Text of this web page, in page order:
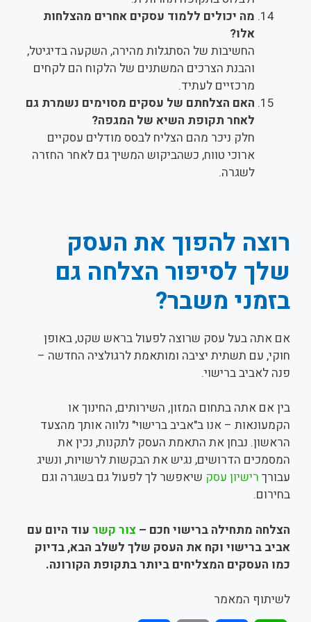
מה יכולים ללמוד עסקים אחרים מהצלחות
אלו?
החשיבות של הסתגלות מהירה, השקעה בדיגיטל,
והבנת הצרכים המשתנים של הלקוח הם לקחים
מרכזיים לעתיד.
האם הצלחתם של עסקים מסוימים נשמרת גם
לאחר תקופת השיא של המגפה?
חלק ניכר מהם הצליח לבסס מודלים עסקיים
ארוכי טווח, כשהביקוש המשיך גם לאחר החזרה
לשגרה.
רוצה להפוך את העסק
שלך לסיפור הצלחה גם
בזמני משבר?
אם אתה בעל עסק שרוצה לפעול בראש שקט, באופן
חוקי, עם תשתית יציבה ומותאמת לרגולציה החדשה –
פנה לאביב ברישוי.
בין אם אתה בתחום המזון, השירותים, החינוך או
הקמעונאות – אנו ב"אביב ברישוי" נלווה אותך מהצעד
הראשון. נבחן את התאמת העסק לתקנות, נכין את
המסמכים הדרושים, נגיש את הבקשות לרשויות, ונשיג
עבורך רישיון עסק שיאפשר לך לפעול גם בשגרה וגם
בחירום.
הצלחה מתחילה ברישוי חכם – צור קשר עוד היום עם
אביב ברישוי וקח את העסק שלך לשלב הבא, בדיוק
כמו העסקים המצליחים ביותר בתקופת הקורונה.
לשיתוף המאמר